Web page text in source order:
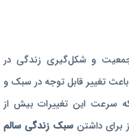
و شکل‌گیری زندگی‌ در
تغییر قابل توجه در سبک و
سرعت این تغییرات بیش از
برای داشتنسبک زندگی سالم